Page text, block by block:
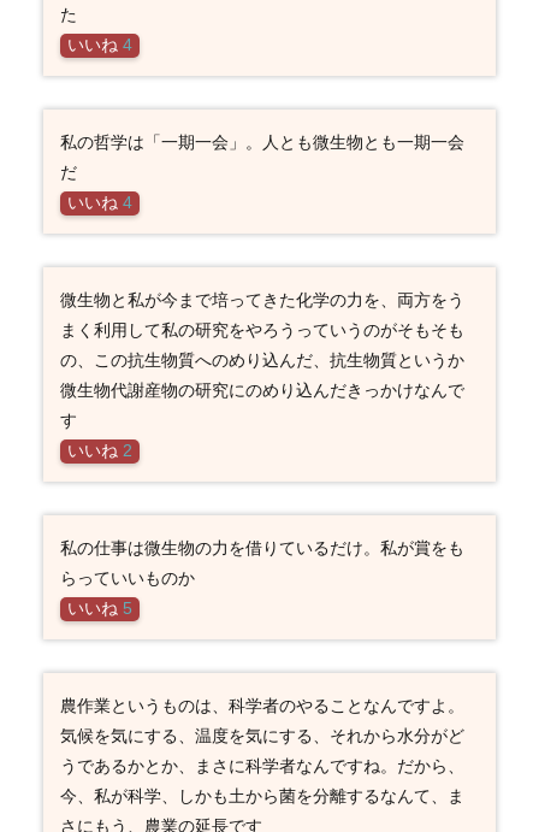
た
いいね 4
私の哲学は「一期一会」。人とも微生物とも一期一会
だ
いいね 4
微生物と私が今まで培ってきた化学の力を、両方をう
まく利用して私の研究をやろうっていうのがそもそも
の、この抗生物質へのめり込んだ、抗生物質というか
微生物代謝産物の研究にのめり込んだきっかけなんで
す
いいね 2
私の仕事は微生物の力を借りているだけ。私が賞をも
らっていいものか
いいね 5
農作業というものは、科学者のやることなんですよ。
気候を気にする、温度を気にする、それから水分がど
うであるかとか、まさに科学者なんですね。だから、
今、私が科学、しかも土から菌を分離するなんて、ま
さにもう、農業の延長です